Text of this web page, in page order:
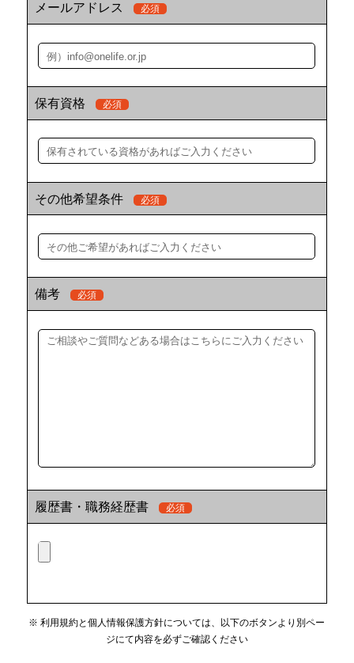
メールアドレス 必須
保有資格 必須
その他希望条件 必須
備考 必須
履歴書・職務経歴書 必須
※ 利用規約と個人情報保護方針については、以下のボタンより別ペー
ジにて内容を必ずご確認ください